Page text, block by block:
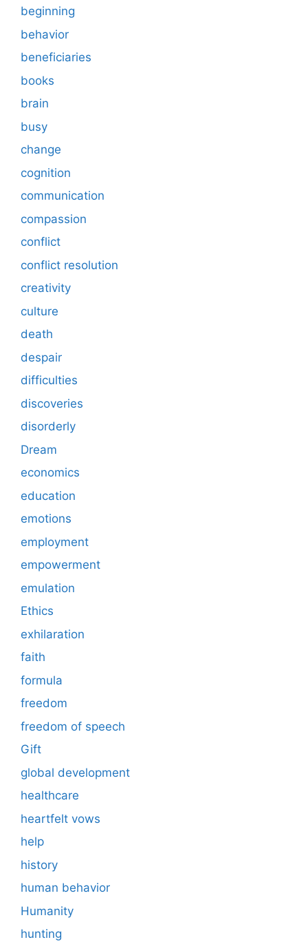
beginning
behavior
beneficiaries
books
brain
busy
change
cognition
communication
compassion
conflict
conflict resolution
creativity
culture
death
despair
difficulties
discoveries
disorderly
Dream
economics
education
emotions
employment
empowerment
emulation
Ethics
exhilaration
faith
formula
freedom
freedom of speech
Gift
global development
healthcare
heartfelt vows
help
history
human behavior
Humanity
hunting